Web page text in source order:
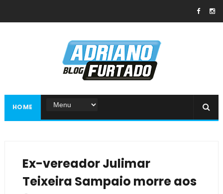
HOME
Ex-vereador Julimar
Teixeira Sampaio morre aos